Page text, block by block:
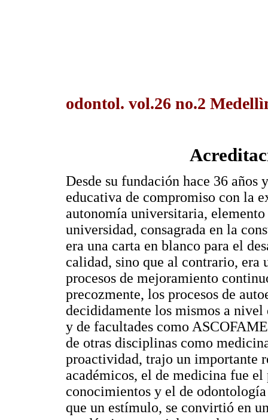
odontol. vol.26 no.2
Desde su fundación hace 36
educativa de compromiso con la
autonomía universitaria,
universidad, consagrada en la
era una carta en blanco para el
calidad, sino que al contrario, era
procesos de mejoramiento
precozmente, los procesos de
decididamente los mismos a
y de facultades como
de otras disciplinas como
proactividad, trajo un importante
académicos, el de medicina fue
conocimientos y el de
que un estímulo, se convirtió en